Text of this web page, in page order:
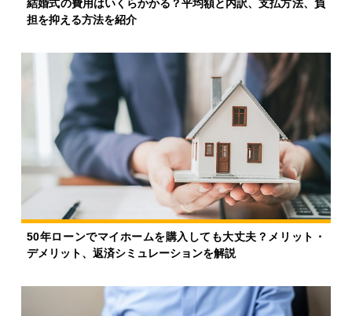
結婚式の費用はいくらかかる？平均額と内訳、支払方法、負
担を抑える方法を紹介
50年ローンでマイホームを購入しても大丈夫？メリット・
デメリット、返済シミュレーションを解説